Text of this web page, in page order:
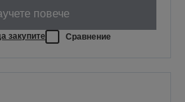
повече
закупите Сравнение